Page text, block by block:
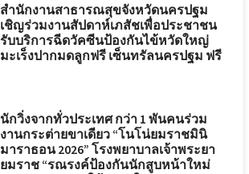
สำนักงานสาธารณสุขจังหวัดนครปฐม
เชิญร่วมงานสัปดาห์เภสัชเพื่อประชาชน
รับบริการฉีดวัคซีนป้องกันไข้หวัดใหญ่
มะเร็งปากมดลูกฟรี เซ็นทรัลนครปฐม ฟรี
นักวิ่งจากทั่วประเทศ กว่า 1 พันคนร่วม
งานกระต่ายขาเดียว “โนโน่ยมราชมินิ
มาราธอน 2026” โรงพยาบาลเจ้าพระยา
ยมราช “รณรงค์ป้องกันนักสูบหน้าใหม่